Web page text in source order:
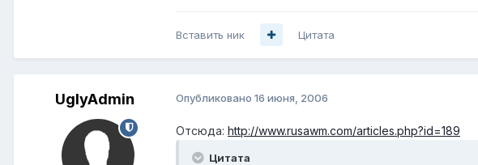
Вставить ник Цитата
UglyAdmin Опубликовано 16 июня, 2006
Отсюда: http://www.rusawm.com/articles.php?id=189
Цитата